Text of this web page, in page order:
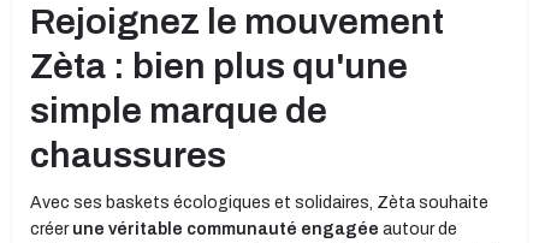
Rejoignez le mouvement
Zèta : bien plus qu'une
simple marque de
chaussures
Avec ses baskets écologiques et solidaires, Zèta souhaite
créerune véritable communauté engagée autour de